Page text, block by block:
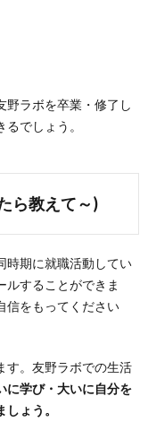
野ラボを卒業・修了し
でしょう。
ら教えて～)
時期に就職活動してい
ルすることができま
信をもってください
す。友野ラボでの生活
に学び・大いに自分を
ょう。